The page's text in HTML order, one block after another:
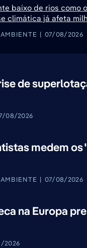
baixo de rios como
climática já afeta
07/08/2026
de
08/2026
medem
07/08/2026
na Europa
2026